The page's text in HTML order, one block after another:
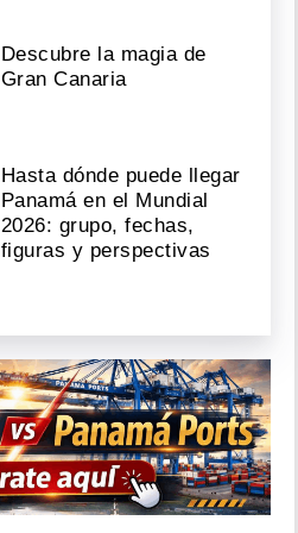
Descubre la magia de
Gran Canaria
Hasta dónde puede llegar
Panamá en el Mundial
2026: grupo, fechas,
figuras y perspectivas